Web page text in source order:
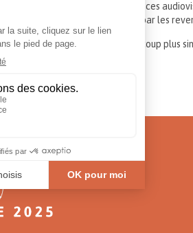
ménagères ou autres redevances
ou de la contribution nationale par les
principes, les choses sont beaucoup plus